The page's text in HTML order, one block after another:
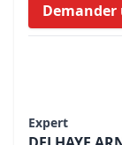
Demander
Expert